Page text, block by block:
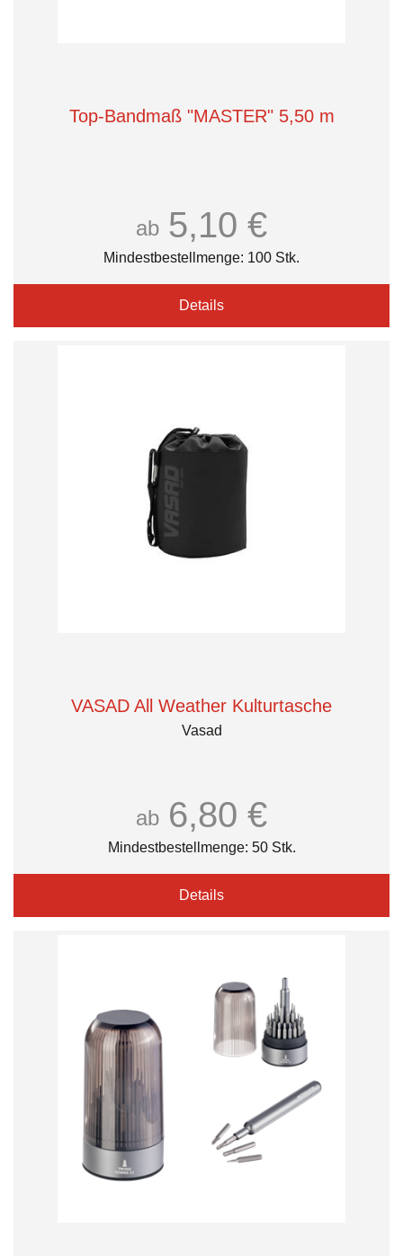
Top-Bandmaß "MASTER" 5,50 m
ab 5,10 €
Mindestbestellmenge: 100 Stk.
Details
VASAD All Weather Kulturtasche
Vasad
ab 6,80 €
Mindestbestellmenge: 50 Stk.
Details